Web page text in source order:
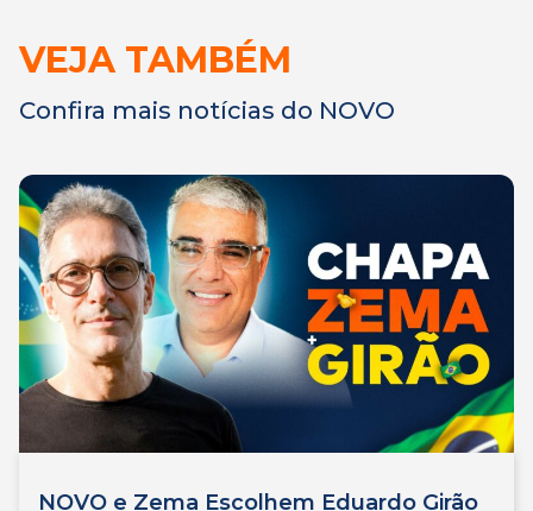
VEJA TAMBÉM
Confira mais notícias do NOVO
NOVO e Zema Escolhem Eduardo Girão